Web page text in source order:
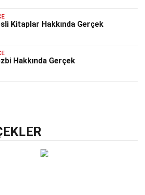
Kitaplar Hakkında Gerçek
Hakkında Gerçek